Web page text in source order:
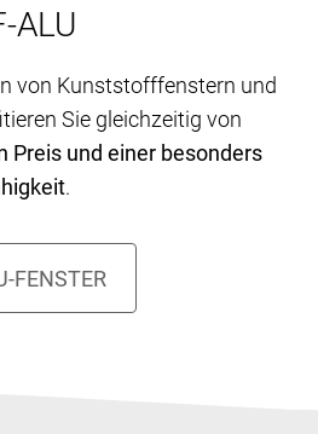
ALU
von Kunststofffenstern und
Sie gleichzeitig von
Preis und einer besonders
.